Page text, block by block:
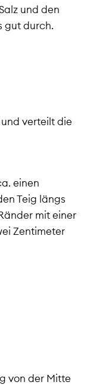
und den
gut durch.
verteilt die
einen
Teig längs
mit einer
Zentimeter
von der Mitte